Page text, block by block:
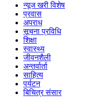
न्यूज खरी विशेष
प्रवास
अपराध
सूचना प्रविधि
शिक्षा
स्वास्थ्य
जीवनशैली
अन्तर्वार्ता
साहित्य
पर्यटन
बिचित्र संसार